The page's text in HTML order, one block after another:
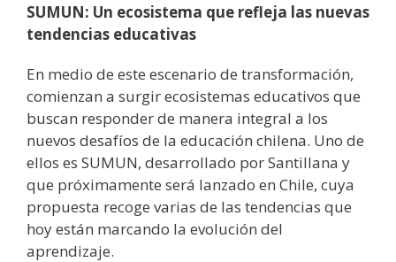
SUMUN: Un ecosistema que refleja las nuevas
tendencias educativas
En medio de este escenario de transformación,
comienzan a surgir ecosistemas educativos que
buscan responder de manera integral a los
nuevos desafíos de la educación chilena. Uno de
ellos es SUMUN, desarrollado por Santillana y
que próximamente será lanzado en Chile, cuya
propuesta recoge varias de las tendencias que
hoy están marcando la evolución del
aprendizaje.